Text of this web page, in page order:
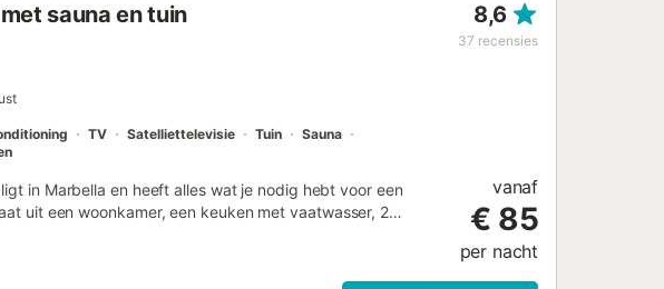
sauna en tuin 8,6
37 recensies
TV Satelliettelevisie Tuin
Sauna
in Marbella en heeft alles wat je nodig hebt voor een
uit een woonkamer, een keuken met vaatwasser, 2
een wasmachine, een droger en een tv. Een babybedje
buitenruimte bestaat uit tuinmeubilair, een open terras
vanaf
€ 85
per nacht